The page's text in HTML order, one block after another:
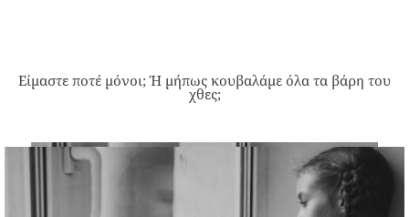
Είμαστε ποτέ μόνοι; Ή μήπως κουβαλάμε όλα τα βάρη του
χθες;